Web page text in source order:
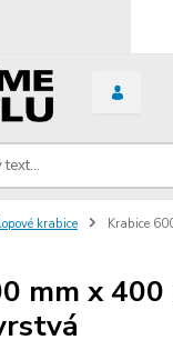
krabice
Krabice
mm x